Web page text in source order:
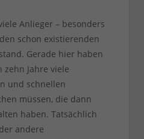
Anlieger – besonders
schon existierenden
Gerade hier haben
Jahre viele
und schnellen
müssen, die dann
haben. Tatsächlich
andere